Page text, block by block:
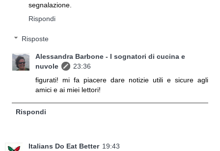
segnalazione.
Rispondi
Risposte
Alessandra Barbone - I sognatori di cucina e
nuvole
23:36
figurati! mi fa piacere dare notizie utili e sicure agli
amici e ai miei lettori!
Rispondi
Italians Do Eat Better 19:43